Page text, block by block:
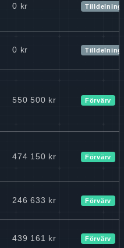
0 kr Tilldelning
0 kr Tilldelning
550 500 kr Förvärv
474 150 kr Förvärv
246 633 kr Förvärv
439 161 kr Förvärv